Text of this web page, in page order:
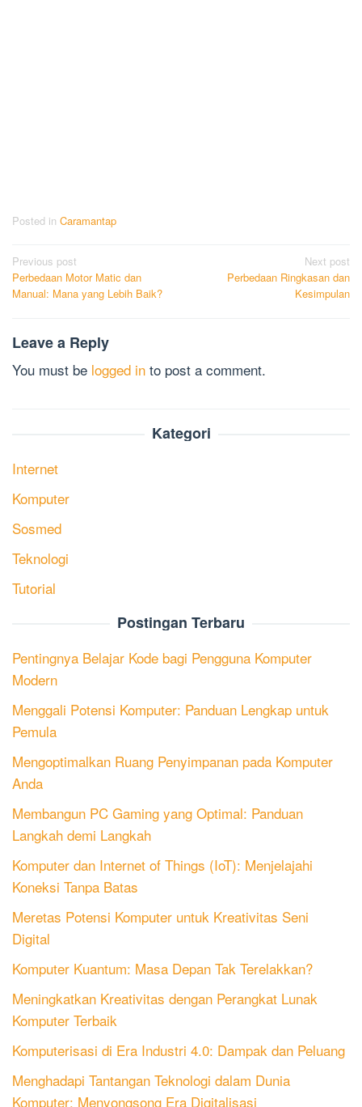
Posted in Caramantap
Post
navigation
Previous post
Perbedaan Motor Matic dan
Manual: Mana yang Lebih Baik?
Next post
Perbedaan Ringkasan dan
Kesimpulan
Leave a Reply
You must be logged in to post a comment.
Kategori
Internet
Komputer
Sosmed
Teknologi
Tutorial
Postingan Terbaru
Pentingnya Belajar Kode bagi Pengguna Komputer
Modern
Menggali Potensi Komputer: Panduan Lengkap untuk
Pemula
Mengoptimalkan Ruang Penyimpanan pada Komputer
Anda
Membangun PC Gaming yang Optimal: Panduan
Langkah demi Langkah
Komputer dan Internet of Things (IoT): Menjelajahi
Koneksi Tanpa Batas
Meretas Potensi Komputer untuk Kreativitas Seni
Digital
Komputer Kuantum: Masa Depan Tak Terelakkan?
Meningkatkan Kreativitas dengan Perangkat Lunak
Komputer Terbaik
Komputerisasi di Era Industri 4.0: Dampak dan Peluang
Menghadapi Tantangan Teknologi dalam Dunia
Komputer: Menyongsong Era Digitalisasi